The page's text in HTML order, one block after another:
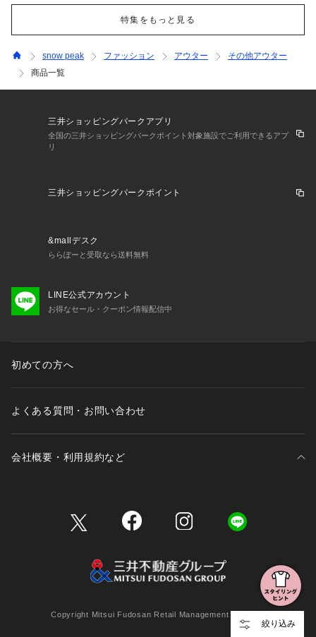
特集をもっと見る
絞り込み
snow peak ファッション アウター
その他アウター
商品一覧
三井ショッピングパークアプリ
全国の三井ショッピングパークポイント対象施設でご利用できるアプ
リ
三井ショッピングパークポイント
&mallデスク
ららぽーと受取なら送料無料
LINE公式アカウント
お得なセール・クーポン情報配信中
初めての方へ
よくある質問・お問い合わせ
会社概要・利用規約など
Copyright Mitsui Fudosan Retail Management Co., Ltd.